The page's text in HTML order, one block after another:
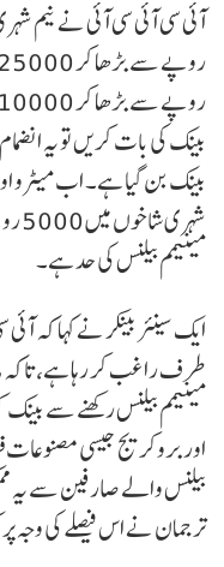
بینک کی بات کریں تو یہ
مینیمم بیلنس کی حد ہے۔
ایک سینئر بینکر نے کہا کہ
طرف راغب کر رہا ہے، تاکہ
مینیمم بیلنس رکھنے سے
اور بروکریج جیسی مصنوعات
بیلنس والے صارفین سے یہ
ترجمان نے اس فیصلے کی وجہ